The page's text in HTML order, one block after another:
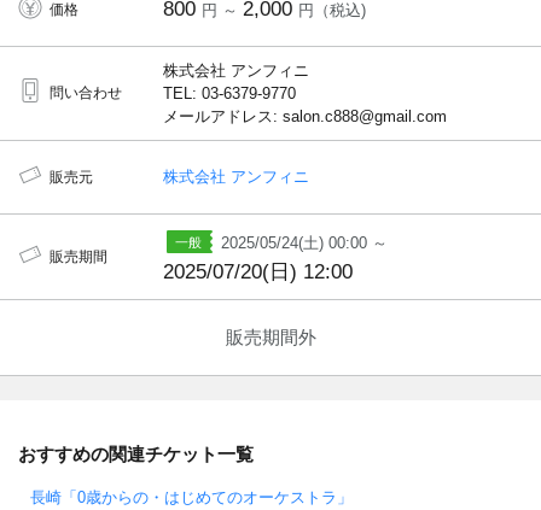
価格 800 円 ～ 2,000 円（税込)
問い合わせ
株式会社 アンフィニ
TEL: 03-6379-9770
メールアドレス: salon.c888@gmail.com
販売元 株式会社 アンフィニ
販売期間
2025/05/24(土) 00:00 ～
2025/07/20(日) 12:00
販売期間外
おすすめの関連チケット一覧
長崎「0歳からの・はじめてのオーケストラ」